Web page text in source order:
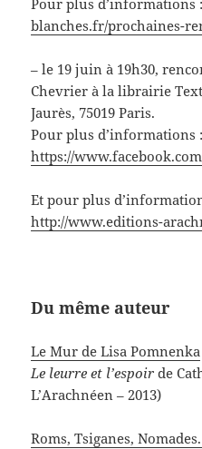
Pour plus d’informations
blanches.fr/prochaines-
– le 19 juin à 19h30,
Chevrier à la librairie
Jaurès, 75019 Paris.
Pour plus d’informations :
https://
Et pour plus
http://www.editions-
Du même auteur
Le Mur de Lisa Pomnenka
Le leurre et l’espoir de
L’Arachnéen – 2013)
Roms, Tsiganes,